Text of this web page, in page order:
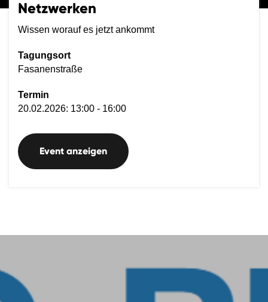
Netzwerken
Wissen worauf es jetzt ankommt
Tagungsort
Fasanenstraße
Termin
20.02.2026: 13:00 - 16:00
Event anzeigen